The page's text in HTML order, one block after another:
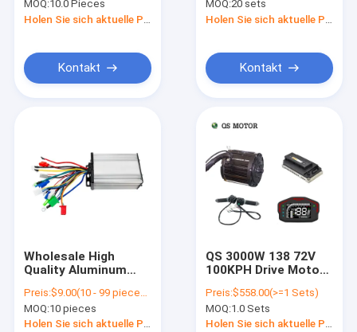
Part Electric Control
Brushless Motor
MOQ:10.0 Pieces
Kontakt
Rolled Door Motor
MOQ:20 sets
Kontakt
Wholesale High
Quality Aluminum
Controller For
Electric Motorcycle /
Bicycle /Scooter/ Car
Preis:$9.00(10 - 99 pieces) $8.80(100 - 499 pieces) $8.50(>=500 pieces)
MOQ:10 pieces
Holen Sie sich aktuelle Preis
QS 3000W 138 72V
100KPH Drive Motor
Power Chain Train
Kits With EM150SP
Controller
Preis:$558.00(>=1 Sets)
MOQ:1.0 Sets
Holen Sie sich aktuelle Preis